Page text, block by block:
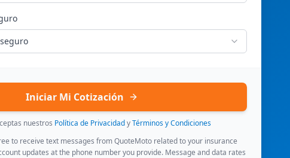
Iniciar Mi Cotización
nuestros Política de PrivacidadyTérminos y Condiciones
to receive text messages from QuoteMoto related to your insurance
updates at the phone number you provide. Message and data rates